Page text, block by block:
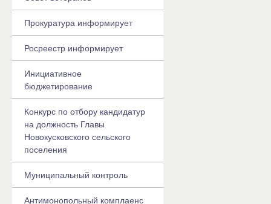
Прокуратура информирует
Росреестр информирует
Инициативное
бюджетирование
Конкурс по отбору кандидатур
на должность Главы
Новокусковского сельского
поселения
Муниципальный контроль
Антимонопольный комплаенс